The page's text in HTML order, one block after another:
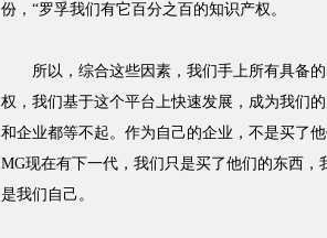
份，“罗孚我们有它百分之百的知识产权。
所以，综合这些因素，我们手上所有具备的
权，我们基于这个平台上快速发展，成为我们
和企业都等不起。作为自己的企业，不是买了
MG现在有下一代，我们只是买了他们的东西
是我们自己。